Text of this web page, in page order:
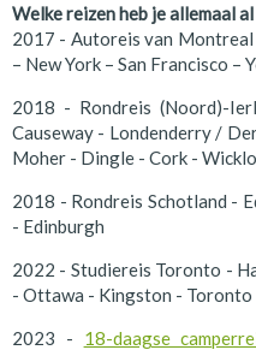
Welke reizen heb je allemaal
2017 - Autoreis van Montreal
– New York – San Francisco –
2018 - Rondreis (Noord)-
Causeway - Londenderry /
Moher - Dingle - Cork -
2018 - Rondreis Schotland -
- Edinburgh
2022 - Studiereis Toronto -
- Ottawa - Kingston - Toronto
2023 - 18-daagse